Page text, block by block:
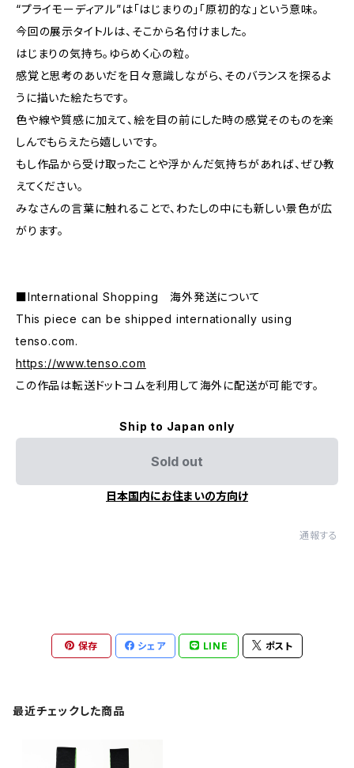
“プライモーディアル”は「はじまりの」「原初的な」という意味。
今回の展示タイトルは、そこから名付けました。
はじまりの気持ち。ゆらめく心の粒。
感覚と思考のあいだを日々意識しながら、そのバランスを探るよ
うに描いた絵たちです。
色や線や質感に加えて、絵を目の前にした時の感覚そのものを楽
しんでもらえたら嬉しいです。
もし作品から受け取ったことや浮かんだ気持ちがあれば、ぜひ教
えてください。
みなさんの言葉に触れることで、わたしの中にも新しい景色が広
がります。
■International Shopping 海外発送について
This piece can be shipped internationally using
tenso.com.
https://www.tenso.com
この作品は転送ドットコムを利用して海外に配送が可能です。
Ship to Japan only
Sold out
日本国内にお住まいの方向け
通報する
保存 シェア LINE ポスト
最近チェックした商品